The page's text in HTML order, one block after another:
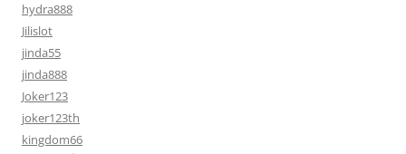
hydra888
Jilislot
jinda55
jinda888
Joker123
joker123th
kingdom66